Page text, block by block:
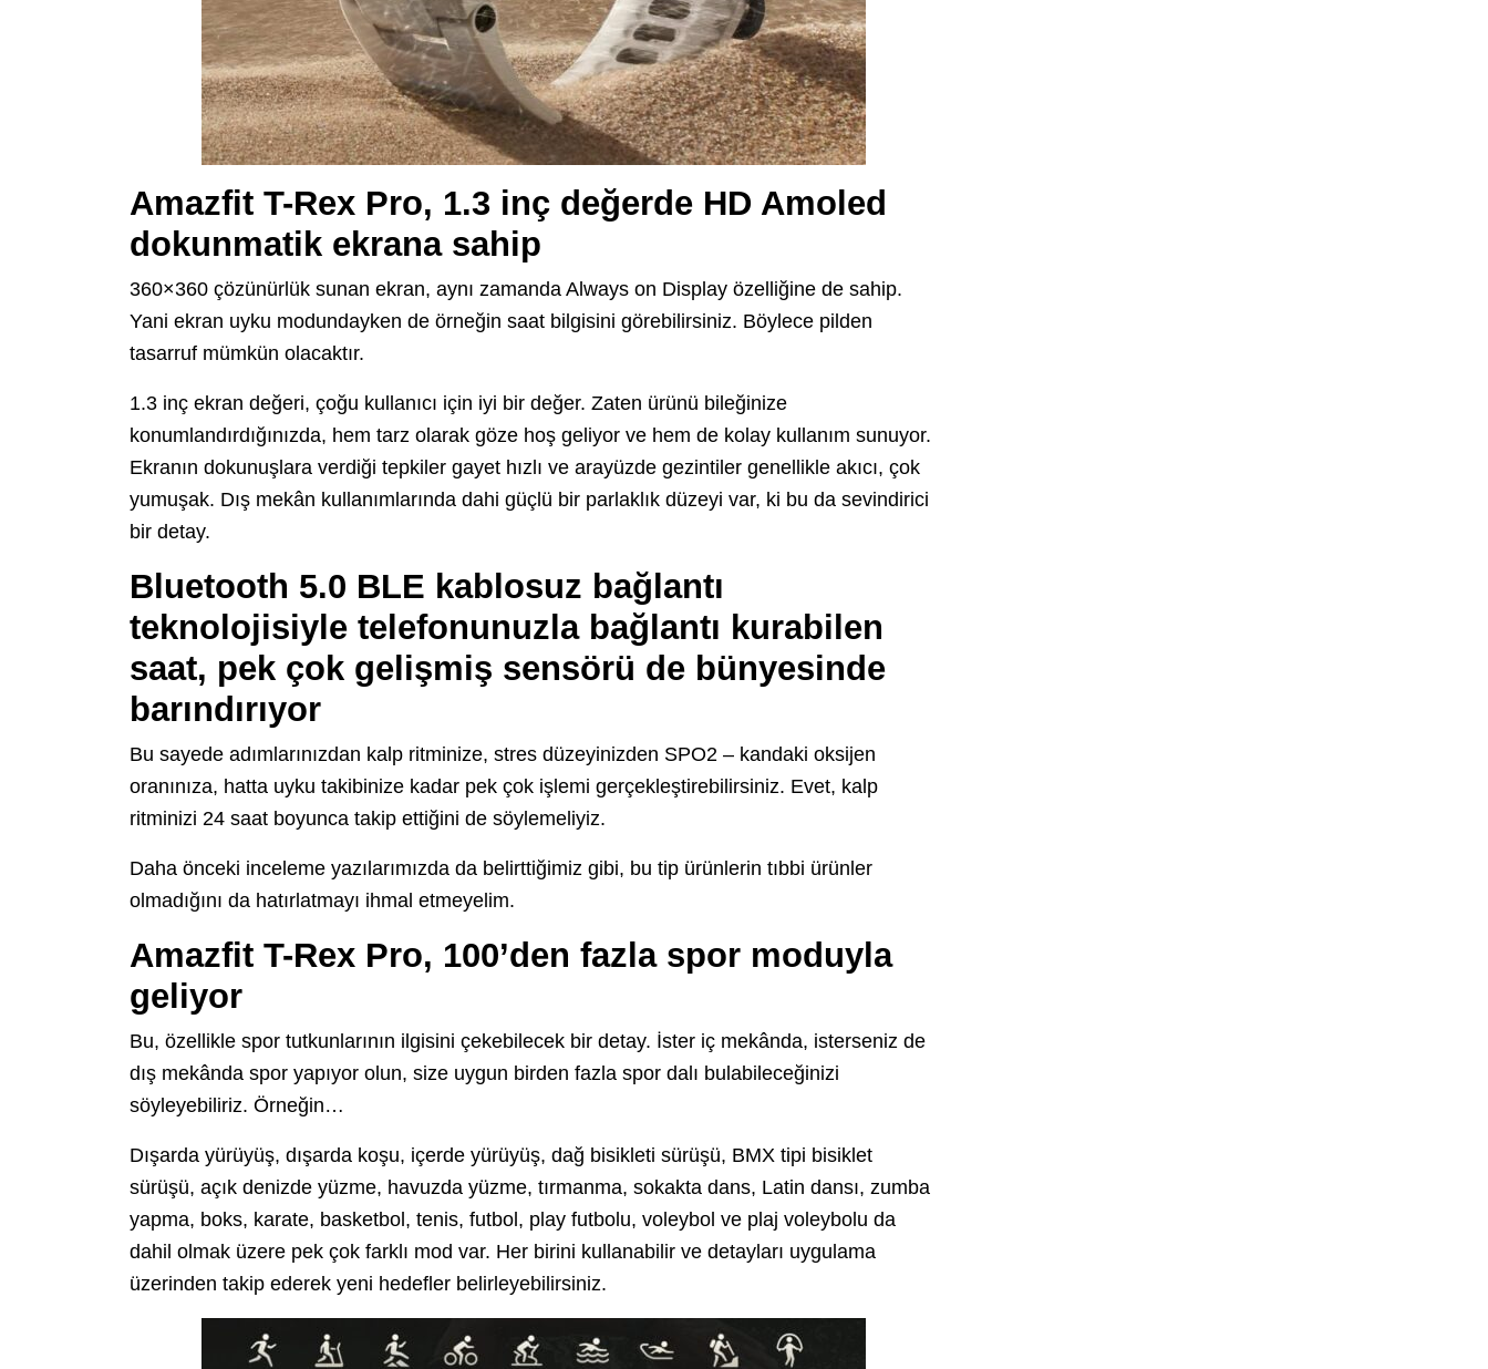
Amazfit T-Rex Pro, 1.3 inç değerde HD Amoled
dokunmatik ekrana sahip
360×360 çözünürlük sunan ekran, aynı zamanda Always on Display özelliğine de sahip.
Yani ekran uyku modundayken de örneğin saat bilgisini görebilirsiniz. Böylece pilden
tasarruf mümkün olacaktır.
1.3 inç ekran değeri, çoğu kullanıcı için iyi bir değer. Zaten ürünü bileğinize
konumlandırdığınızda, hem tarz olarak göze hoş geliyor ve hem de kolay kullanım sunuyor.
Ekranın dokunuşlara verdiği tepkiler gayet hızlı ve arayüzde gezintiler genellikle akıcı, çok
yumuşak. Dış mekân kullanımlarında dahi güçlü bir parlaklık düzeyi var, ki bu da sevindirici
bir detay.
Bluetooth 5.0 BLE kablosuz bağlantı
teknolojisiyle telefonunuzla bağlantı kurabilen
saat, pek çok gelişmiş sensörü de bünyesinde
barındırıyor
Bu sayede adımlarınızdan kalp ritminize, stres düzeyinizden SPO2 – kandaki oksijen
oranınıza, hatta uyku takibinize kadar pek çok işlemi gerçekleştirebilirsiniz. Evet, kalp
ritminizi 24 saat boyunca takip ettiğini de söylemeliyiz.
Daha önceki inceleme yazılarımızda da belirttiğimiz gibi, bu tip ürünlerin tıbbi ürünler
olmadığını da hatırlatmayı ihmal etmeyelim.
Amazfit T-Rex Pro, 100’den fazla spor moduyla
geliyor
Bu, özellikle spor tutkunlarının ilgisini çekebilecek bir detay. İster iç mekânda, isterseniz de
dış mekânda spor yapıyor olun, size uygun birden fazla spor dalı bulabileceğinizi
söyleyebiliriz. Örneğin…
Dışarda yürüyüş, dışarda koşu, içerde yürüyüş, dağ bisikleti sürüşü, BMX tipi bisiklet
sürüşü, açık denizde yüzme, havuzda yüzme, tırmanma, sokakta dans, Latin dansı, zumba
yapma, boks, karate, basketbol, tenis, futbol, play futbolu, voleybol ve plaj voleybolu da
dahil olmak üzere pek çok farklı mod var. Her birini kullanabilir ve detayları uygulama
üzerinden takip ederek yeni hedefler belirleyebilirsiniz.